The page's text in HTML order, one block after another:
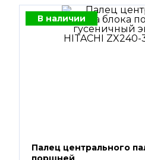
В наличии
Палец центрального